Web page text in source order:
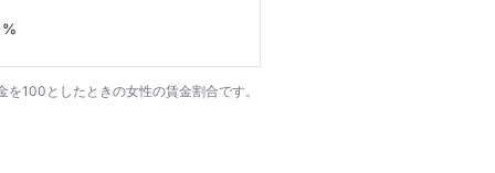
%
100としたときの女性の賃金割合です。